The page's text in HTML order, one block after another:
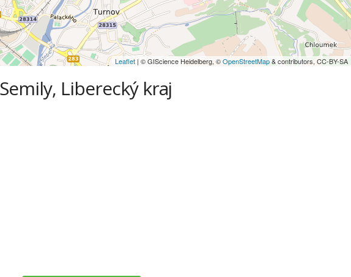
Leaflet | © GIScience Heidelberg, ©OpenStreetMap& contributors, CC-BY-SA
Liberecký kraj